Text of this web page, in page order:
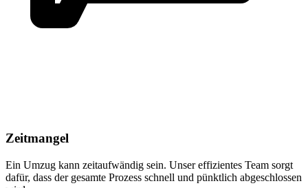
Zeitmangel
Ein Umzug kann zeitaufwändig sein. Unser effizientes Team sorgt
dafür, dass der gesamte Prozess schnell und pünktlich abgeschlossen